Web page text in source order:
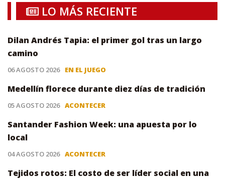
LO MÁS RECIENTE
Dilan Andrés Tapia: el primer gol tras un largo
camino
06 AGOSTO 2026 EN EL JUEGO
Medellín florece durante diez días de tradición
05 AGOSTO 2026 ACONTECER
Santander Fashion Week: una apuesta por lo
local
04 AGOSTO 2026 ACONTECER
Tejidos rotos: El costo de ser líder social en una